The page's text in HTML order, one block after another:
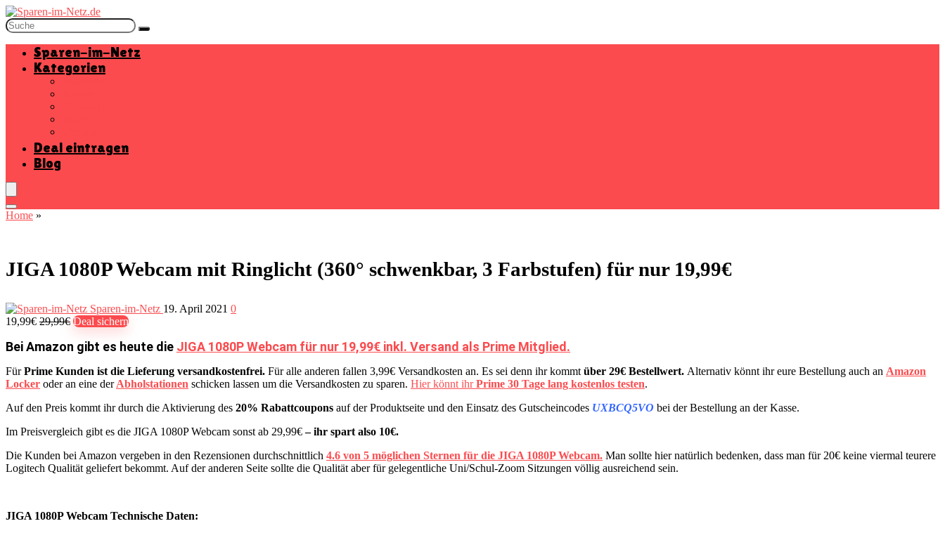
Sparen-im-Netz
Kategorien
Deal eintragen
Blog
Home »
JIGA 1080P Webcam mit Ringlicht (360° schwenkbar, 3 Farbstufen) für nur 19,99€
Sparen-im-Netz 19. April 2021 0
19,99€ 29,99€ Deal sichern
Bei Amazon gibt es heute die JIGA 1080P Webcam für nur 19,99€ inkl. Versand als Prime Mitglied.
FürPrime Kunden ist die Lieferung versandkostenfrei. Für alle anderen fallen 3,99€ Versandkosten an. Es sei denn ihr kommt über 29€ Bestellwert. Alternativ könnt ihr eure Bestellung auch an Amazon
Locker oder an eine der Abholstationen schicken lassen um die Versandkosten zu sparen. Hier könnt ihrPrime 30 Tage lang kostenlos testen.
Auf den Preis kommt ihr durch die Aktivierung des 20% Rabattcoupons auf der Produktseite und den Einsatz des Gutscheincodes UXBCQ5VO bei der Bestellung an der Kasse.
Im Preisvergleich gibt es die JIGA 1080P Webcam sonst ab 29,99€– ihr spart also 10€.
Die Kunden bei Amazon vergeben in den Rezensionen durchschnittlich 4.6 von 5 möglichen Sternen für die JIGA 1080P Webcam. Man sollte hier natürlich bedenken, dass man für 20€ keine viermal teurere
Logitech Qualität geliefert bekommt. Auf der anderen Seite sollte die Qualität aber für gelegentliche Uni/Schul-Zoom Sitzungen völlig ausreichend sein.
JIGA 1080P Webcam Technische Daten: